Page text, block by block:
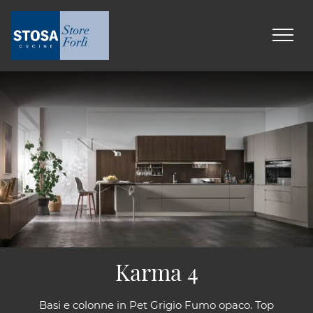
Basi e colonne in Pet Grigio Fumo opaco. Top
Karma 4